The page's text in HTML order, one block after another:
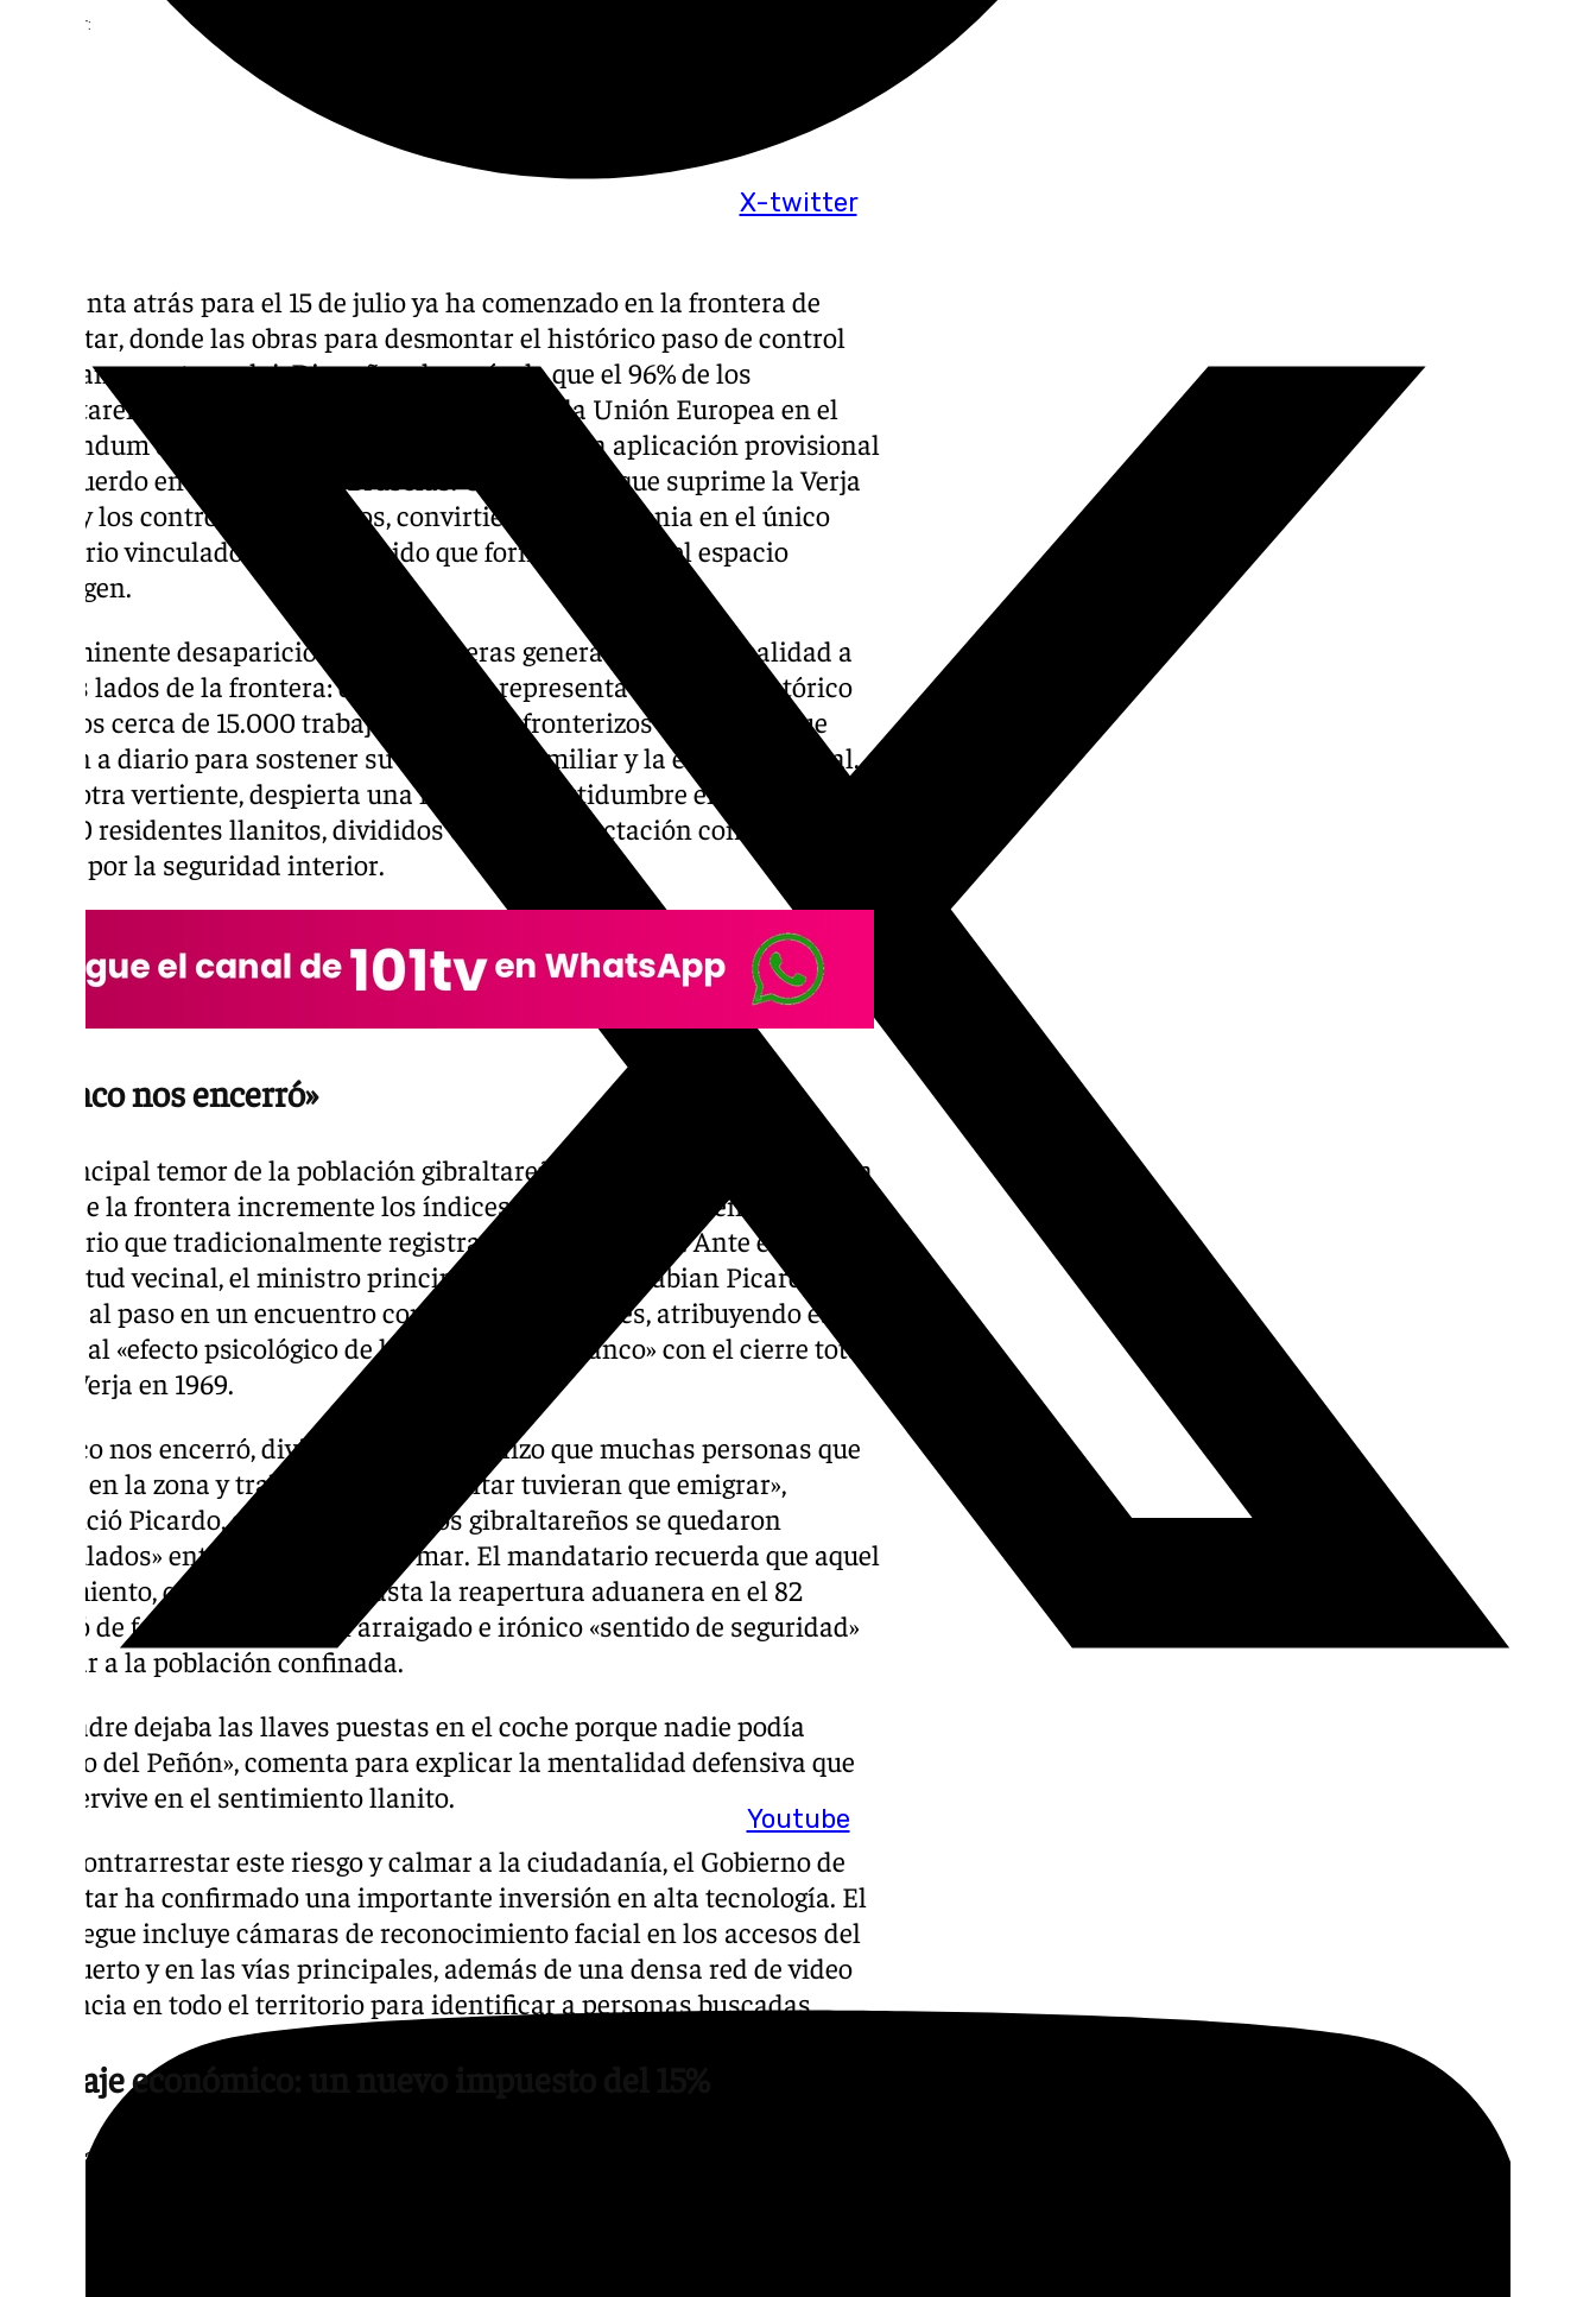
X-twitter
Youtube
Compartir:
La cuenta atrás para el 15 de julio ya ha comenzado en la frontera de
Gibraltar, donde las obras para desmontar el histórico paso de control
avanzan a contrarreloj. Diez años después de que el 96% de los
gibraltareños votara a favor de permanecer en la Unión Europea en el
referéndum del Brexit, el Peñón se prepara para la aplicación provisional
del acuerdo entre Londres y Bruselas. Una medida que suprime la Verja
física y los controles aduaneros, convirtiendo a la colonia en el único
territorio vinculado al Reino Unido que formará parte del espacio
Schengen.
La inminente desaparición de las barreras genera una doble realidad a
ambos lados de la frontera: de una parte, representa un alivio histórico
para los cerca de 15.000 trabajadores transfronterizos españoles que
cruzan a diario para sostener su economía familiar y la economía local.
En la otra vertiente, despierta una notable incertidumbre entre los
34.000 residentes llanitos, divididos entre la expectación comercial y el
recelo por la seguridad interior.
«Franco nos encerró»
El principal temor de la población gibraltareña radica en que la apertura
total de la frontera incremente los índices de criminalidad en un
territorio que tradicionalmente registra cifras muy bajas. Ante esta
inquietud vecinal, el ministro principal de Gibraltar, Fabian Picardo, ha
salido al paso en un encuentro con medios españoles, atribuyendo este
recelo al «efecto psicológico de lo que nos hizo Franco» con el cierre total
de la Verja en 1969.
«Franco nos encerró, dividió a familias e hizo que muchas personas que
vivían en la zona y trabajaban en Gibraltar tuvieran que emigrar»,
denunció Picardo, subrayando que los gibraltareños se quedaron
«enjaulados» entre la frontera y el mar. El mandatario recuerda que aquel
aislamiento, que se prolongó hasta la reapertura aduanera en el 82
generó de forma colateral un arraigado e irónico «sentido de seguridad»
al dejar a la población confinada.
«Mi padre dejaba las llaves puestas en el coche porque nadie podía
sacarlo del Peñón», comenta para explicar la mentalidad defensiva que
aún pervive en el sentimiento llanito.
Para contrarrestar este riesgo y calmar a la ciudadanía, el Gobierno de
Gibraltar ha confirmado una importante inversión en alta tecnología. El
despliegue incluye cámaras de reconocimiento facial en los accesos del
aeropuerto y en las vías principales, además de una densa red de video
vigilancia en todo el territorio para identificar a personas buscadas.
El peaje económico: un nuevo impuesto del 15%
El encaje de Gibraltar en el marco comunitario de casi pleno derecho